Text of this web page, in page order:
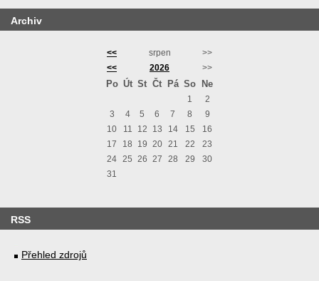
Archiv
<< srpen
>>
<<
2026 >>
Po Út St Čt Pá So Ne
1
2
3
4 5 6 7 8
9
10
11 12 13 14 15
16
17
18 19 20 21 22
23
24
25 26 27 28 29
30
31
RSS
Přehled zdrojů